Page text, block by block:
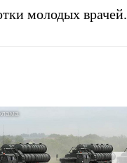
молодых врачей.